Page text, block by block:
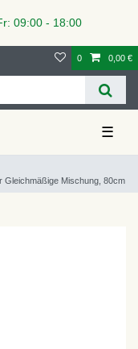
09:00 - 18:00
0 0,00 €
☰
Gleichmäßige Mischung, 80cm